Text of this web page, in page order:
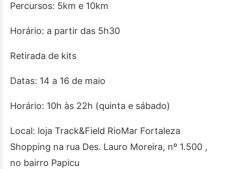
Percursos: 5km e 10km
Horário: a partir das 5h30
Retirada de kits
Datas: 14 a 16 de maio
Horário: 10h às 22h (quinta e sábado)
Local: loja Track&Field RioMar Fortaleza
Shopping na rua Des. Lauro Moreira, nº 1.500 ,
no bairro Papicu